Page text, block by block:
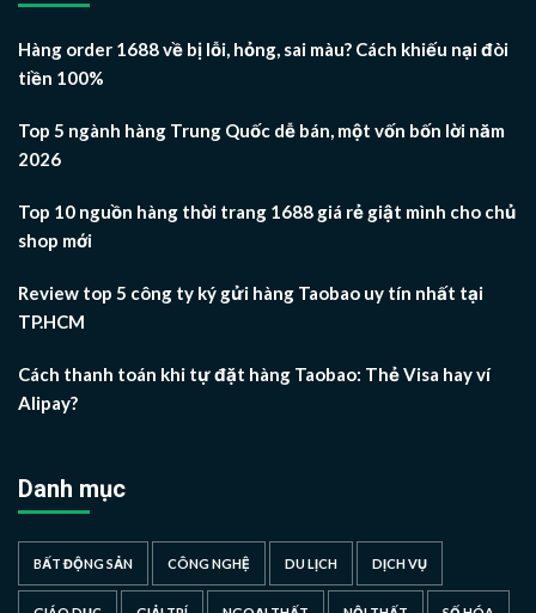
Hàng order 1688 về bị lỗi, hỏng, sai màu? Cách khiếu nại đòi
tiền 100%
Top 5 ngành hàng Trung Quốc dễ bán, một vốn bốn lời năm
2026
Top 10 nguồn hàng thời trang 1688 giá rẻ giật mình cho chủ
shop mới
Review top 5 công ty ký gửi hàng Taobao uy tín nhất tại
TP.HCM
Cách thanh toán khi tự đặt hàng Taobao: Thẻ Visa hay ví
Alipay?
Danh mục
BẤT ĐỘNG SẢN CÔNG NGHỆ DU LỊCH DỊCH VỤ